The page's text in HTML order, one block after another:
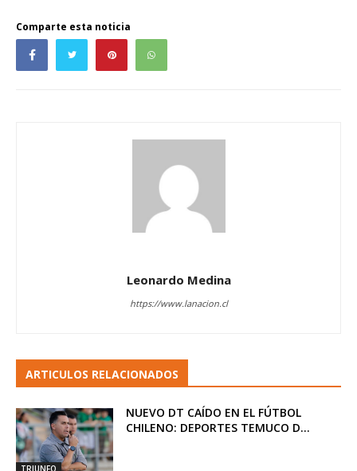
Comparte esta noticia
Leonardo Medina
https://www.lanacion.cl
ARTICULOS RELACIONADOS
NUEVO DT CAÍDO EN EL FÚTBOL
CHILENO: DEPORTES TEMUCO D...